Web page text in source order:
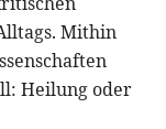
Mithin
Heilung oder